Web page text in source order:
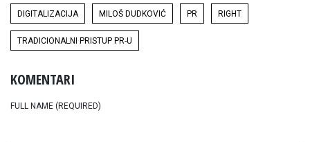
DIGITALIZACIJA MILOŠ DUDKOVIĆ PR RIGHT
TRADICIONALNI PRISTUP PR-U
KOMENTARI
FULL NAME (REQUIRED)